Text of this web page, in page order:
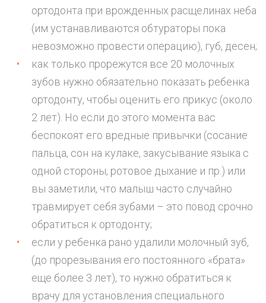
ортодонта при врожденных расщелинах неба
(им устанавливаются обтураторы пока
невозможно провести операцию), губ, десен;
как только прорежутся все 20 молочных
зубов нужно обязательно показать ребенка
ортодонту, чтобы оценить его прикус (около
2 лет). Но если до этого момента вас
беспокоят его вредные привычки (сосание
пальца, сон на кулаке, закусывание языка с
одной стороны, ротовое дыхание и пр.) или
вы заметили, что малыш часто случайно
травмирует себя зубами – это повод срочно
обратиться к ортодонту;
если у ребенка рано удалили молочный зуб,
(до прорезывания его постоянного «брата»
еще более 3 лет), то нужно обратиться к
врачу для установления специального